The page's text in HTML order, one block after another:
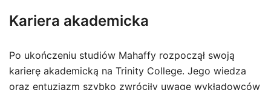
Kariera akademicka
Po ukończeniu studiów Mahaffy rozpoczął swoją
karierę akademicką na Trinity College. Jego wiedza
oraz entuzjazm szybko zwróciły uwagę wykładowców